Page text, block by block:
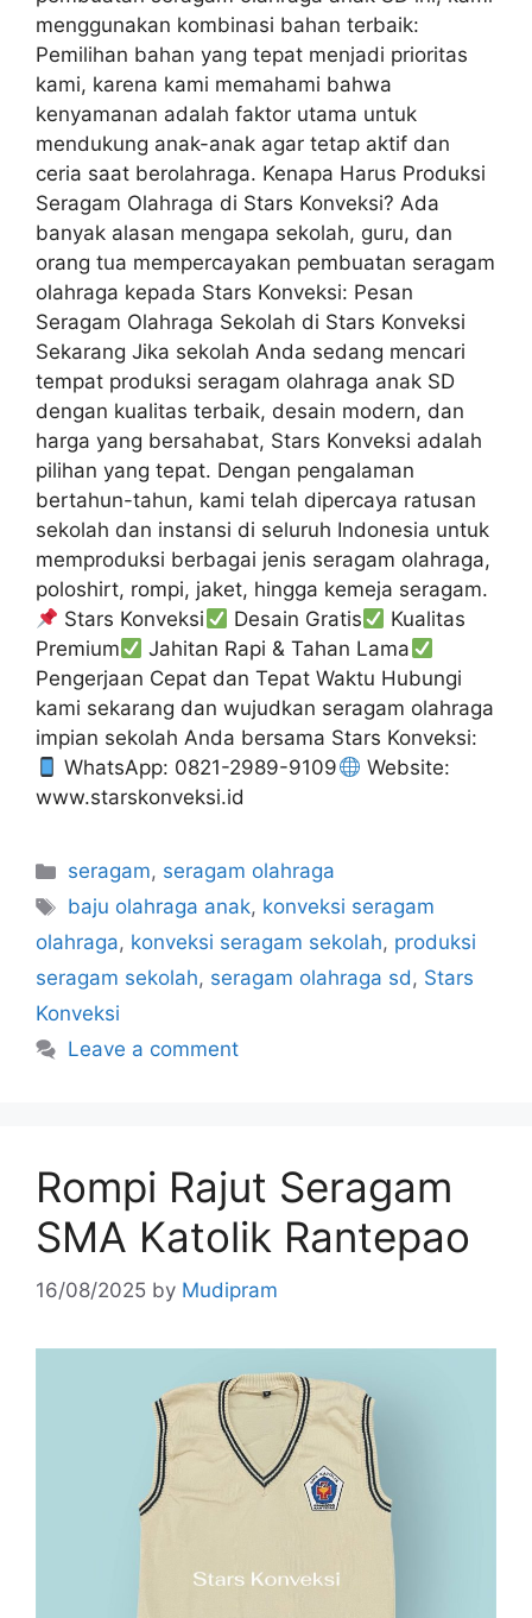
menggunakan kombinasi bahan terbaik:
Pemilihan bahan yang tepat menjadi prioritas
kami, karena kami memahami bahwa
kenyamanan adalah faktor utama untuk
mendukung anak-anak agar tetap aktif dan
ceria saat berolahraga. Kenapa Harus Produksi
Seragam Olahraga di Stars Konveksi? Ada
banyak alasan mengapa sekolah, guru, dan
orang tua mempercayakan pembuatan seragam
olahraga kepada Stars Konveksi: Pesan
Seragam Olahraga Sekolah di Stars Konveksi
Sekarang Jika sekolah Anda sedang mencari
tempat produksi seragam olahraga anak SD
dengan kualitas terbaik, desain modern, dan
harga yang bersahabat, Stars Konveksi adalah
pilihan yang tepat. Dengan pengalaman
bertahun-tahun, kami telah dipercaya ratusan
sekolah dan instansi di seluruh Indonesia untuk
memproduksi berbagai jenis seragam olahraga,
poloshirt, rompi, jaket, hingga kemeja seragam.
Stars Konveksi
Desain Gratis
Kualitas
Premium
Jahitan Rapi & Tahan Lama
Pengerjaan Cepat dan Tepat Waktu Hubungi
kami sekarang dan wujudkan seragam olahraga
impian sekolah Anda bersama Stars Konveksi:
WhatsApp: 0821-2989-9109
Website:
www.starskonveksi.id
seragam, seragam olahraga
baju olahraga anak, konveksi seragam
olahraga, konveksi seragam sekolah, produksi
seragam sekolah, seragam olahraga sd, Stars
Konveksi
Leave a comment
Rompi Rajut Seragam
SMA Katolik Rantepao
16/08/2025 by Mudipram